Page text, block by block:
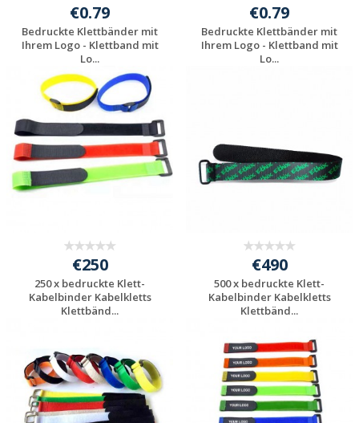
€0.79
Bedruckte Klettbänder mit
Ihrem Logo - Klettband mit
Lo...
Individuelle
Werbeartikel
anfragen
€0.79
Bedruckte Klettbänder mit
Ihrem Logo - Klettband mit
Lo...
€250
250 x bedruckte Klett-
Kabelbinder Kabelkletts
Klettbänd...
Werbeartikel
anfragen
€490
500 x bedruckte Klett-
Kabelbinder Kabelkletts
Klettbänd...
Werbeartikel
anfragen